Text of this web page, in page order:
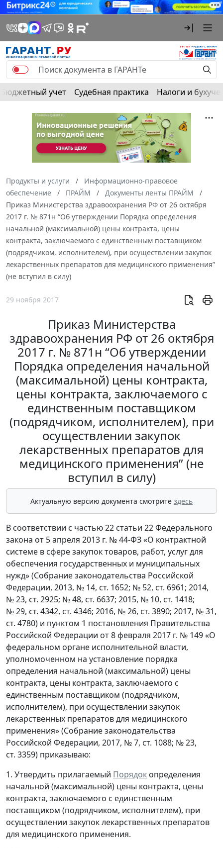
Бюджетный учет Судебная практика Налоги и
Продукты и услуги
Информационно-правовое
обеспечение
ПРАЙМ
Документы ленты ПРАЙМ
Приказ Министерства здравоохранения РФ от 26 октября
2017 г. № 871н “Об утверждении Порядка определения
начальной (максимальной) цены контракта, цены
контракта, заключаемого с единственным поставщиком
(подрядчиком, исполнителем), при осуществлении закупок
лекарственных препаратов для медицинского применения”
(не вступил в силу)
29 ноября 2017
Приказ Министерства
здравоохранения РФ от 26 октября
2017 г. № 871н “Об утверждении
Порядка определения начальной
(максимальной) цены контракта,
цены контракта, заключаемого с
единственным поставщиком
(подрядчиком, исполнителем), при
осуществлении закупок
лекарственных препаратов для
медицинского применения” (не
вступил в силу)
Актуальную версию документа смотрите здесь
В соответствии с частью 22 статьи 22 Федерального
закона от 5 апреля 2013 г. № 44-ФЗ «О контрактной
системе в сфере закупок товаров, работ, услуг для
обеспечения государственных и муниципальных
нужд» (Собрание законодательства Российской
Федерации, 2013, № 14, ст. 1652; № 52, ст. 6961; 2014,
№ 23, ст. 2925; № 48, ст. 6637; 2015, № 10, ст. 1418;
№ 29, ст. 4342, ст. 4346; 2016, № 26, ст. 3890; 2017, № 31,
ст. 4780) и пунктом 1 постановления Правительства
Российской Федерации от 8 февраля 2017 г. № 149 «О
федеральном органе исполнительной власти,
уполномоченном на установление порядка
определения начальной (максимальной) цены
контракта, цены контракта, заключаемого с
единственным поставщиком (подрядчиком,
исполнителем), при осуществлении закупок
лекарственных препаратов для медицинского
применения» (Собрание законодательства
Российской Федерации, 2017, № 7, ст. 1088; № 23,
ст. 3359) приказываю:
1. Утвердить прилагаемый Порядок определения
начальной (максимальной) цены контракта, цены
контракта, заключаемого с единственным
поставщиком (подрядчиком, исполнителем), при
осуществлении закупок лекарственных препаратов
для медицинского применения.